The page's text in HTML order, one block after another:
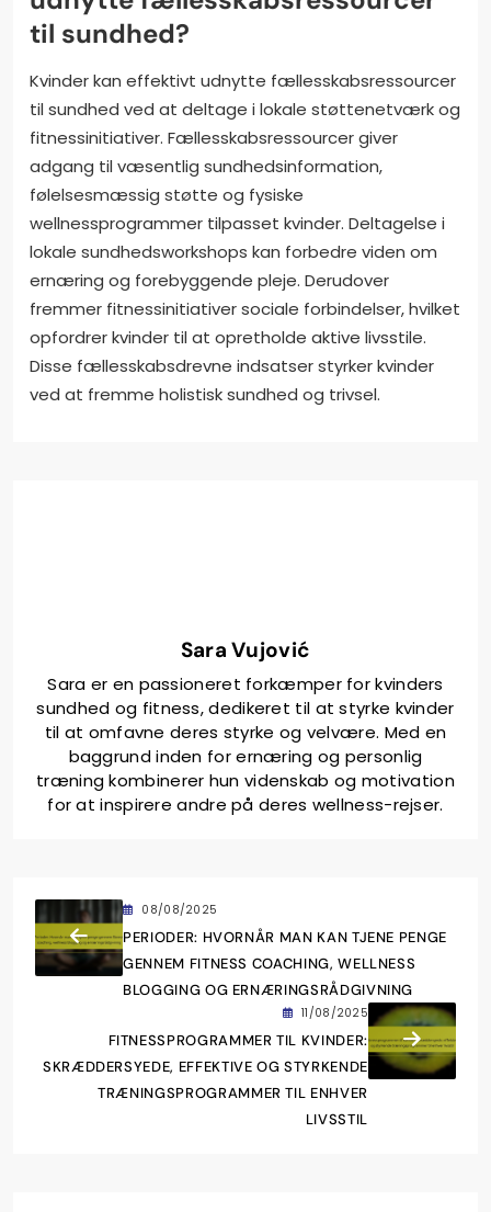
til sundhed?
Kvinder kan effektivt udnytte fællesskabsressourcer
til sundhed ved at deltage i lokale støttenetværk og
fitnessinitiativer. Fællesskabsressourcer giver
adgang til væsentlig sundhedsinformation,
følelsesmæssig støtte og fysiske
wellnessprogrammer tilpasset kvinder. Deltagelse i
lokale sundhedsworkshops kan forbedre viden om
ernæring og forebyggende pleje. Derudover
fremmer fitnessinitiativer sociale forbindelser, hvilket
opfordrer kvinder til at opretholde aktive livsstile.
Disse fællesskabsdrevne indsatser styrker kvinder
ved at fremme holistisk sundhed og trivsel.
Sara Vujović
Sara er en passioneret forkæmper for kvinders
sundhed og fitness, dedikeret til at styrke kvinder
til at omfavne deres styrke og velvære. Med en
baggrund inden for ernæring og personlig
træning kombinerer hun videnskab og motivation
for at inspirere andre på deres wellness-rejser.
08/08/2025
PERIODER: HVORNÅR MAN KAN TJENE PENGE
GENNEM FITNESS COACHING, WELLNESS
BLOGGING OG ERNÆRINGSRÅDGIVNING
11/08/2025
FITNESSPROGRAMMER TIL KVINDER:
SKRÆDDERSYEDE, EFFEKTIVE OG STYRKENDE
TRÆNINGSPROGRAMMER TIL ENHVER
LIVSSTIL